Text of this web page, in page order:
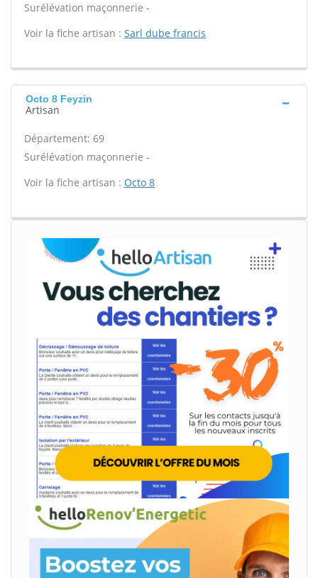
Surélévation maçonnerie -
Voir la fiche artisan : Sarl dube francis
Octo 8 Feyzin
Artisan
Département: 69
Surélévation maçonnerie -
Voir la fiche artisan : Octo 8